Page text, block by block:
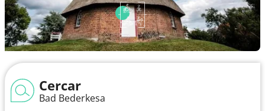
Cercar
Bad Bederkesa